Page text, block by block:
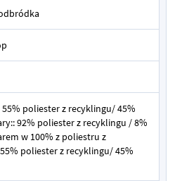
55% poliester z recyklingu/ 45%
92% poliester z recyklingu / 8%
w 100% z poliestru z
poliester z recyklingu/ 45%